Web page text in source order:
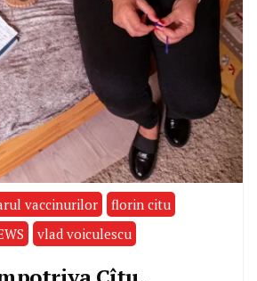
vaccinurilor
florin citu
vlad voiculescu